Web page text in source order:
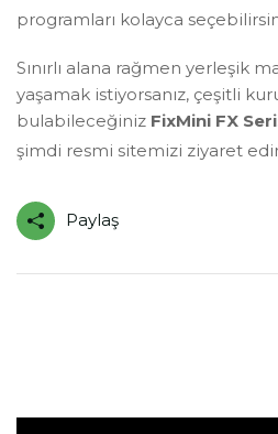
programları kolayca
Sınırlı alana rağmen yerleşik
yaşamak istiyorsanız, çeşitli
bulabileceğiniz FixMini FX
şimdi resmi sitemizi ziyaret
Paylaş